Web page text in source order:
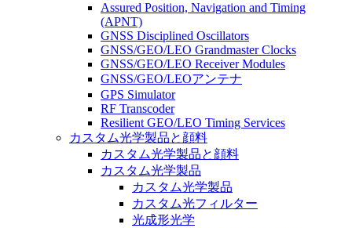
Assured Position, Navigation and Timing
(APNT)
GNSS Disciplined Oscillators
GNSS/GEO/LEO Grandmaster Clocks
GNSS/GEO/LEO Receiver Modules
GNSS/GEO/LEOアンテナ
GPS Simulator
RF Transcoder
Resilient GEO/LEO Timing Services
カスタム光学製品と顔料
カスタム光学製品と顔料
カスタム光学製品
カスタム光学製品
カスタム光フィルター
光成形光学